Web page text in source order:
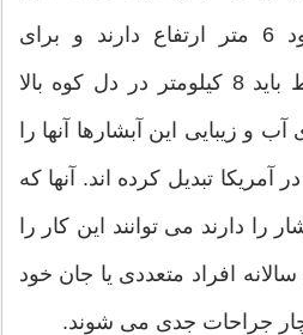
است. این آبشارها حدود 6 متر ارتفاع دارند و برای
رسیدن به بالای آنها فقط باید 8 کیلومتر در دل کوه بالا
و زیبایی این آبشارها آنها را
تبدیل کرده اند. آنها که
را دارند می توانند این کار را
سالانه افراد متعددی یا جان خود
جراحات جدی می شوند.